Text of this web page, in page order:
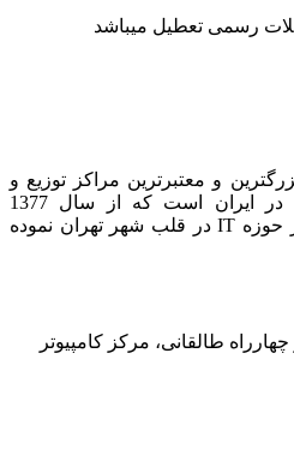
رسمی تعطیل میباشد
و معتبرترین مراکز توزیع و
فروش محصولات کامپیوتری در ایران است که از سال 1377
تاسیس و شروع به فعالیت در حوزه IT در قلب شهر تهران نموده
چهارراه طالقانی، مرکز کامپیوتر